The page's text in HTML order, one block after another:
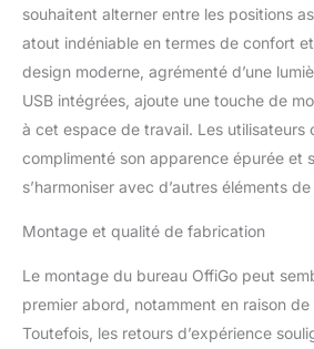
empêche
déformer
douceur.
comptoir
pleine
sur le cou
espace
pour le
prises et
peuvent
ordinateur,
portable,
souhaitent alterner entre les positions
atout indéniable en termes de confort
design moderne, agrémenté d’une
USB intégrées, ajoute une touche de
à cet espace de travail. Les utilisateurs
complimenté son apparence épurée et
s’harmoniser avec d’autres éléments
Montage et qualité de fabrication
Le montage du bureau OffiGo peut
premier abord, notamment en raison
Toutefois, les retours d’expérience